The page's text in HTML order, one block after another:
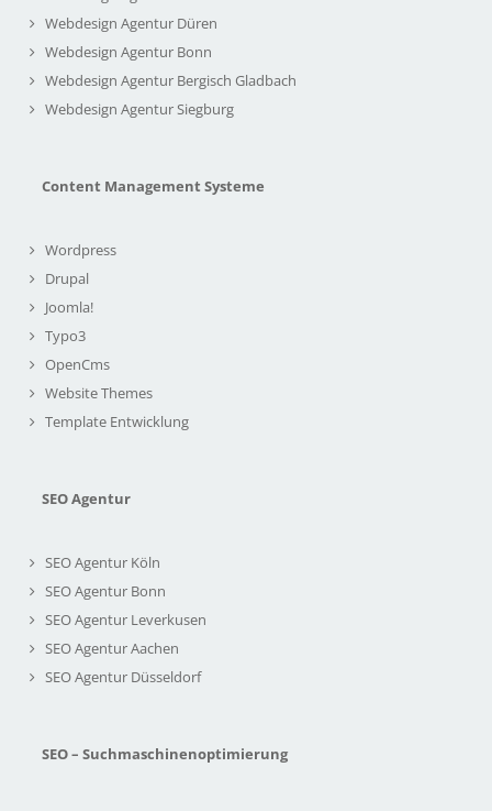
Webdesign Agentur Düren
Webdesign Agentur Bonn
Webdesign Agentur Bergisch Gladbach
Webdesign Agentur Siegburg
Content Management Systeme
Wordpress
Drupal
Joomla!
Typo3
OpenCms
Website Themes
Template Entwicklung
SEO Agentur
SEO Agentur Köln
SEO Agentur Bonn
SEO Agentur Leverkusen
SEO Agentur Aachen
SEO Agentur Düsseldorf
SEO – Suchmaschinenoptimierung